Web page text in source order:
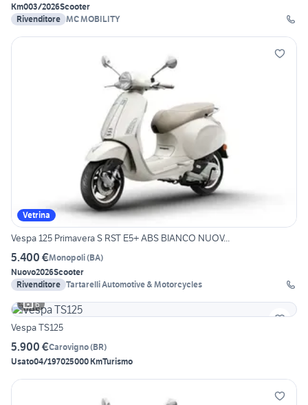
Km003/2026Scooter
Rivenditore MC MOBILITY
Vetrina
Vespa 125 Primavera S RST E5+ ABS BIANCO NUOV...
5.400 €Monopoli(BA)
Nuovo2026Scooter
Rivenditore Tartarelli Automotive & Motorcycles
6
Vespa TS125
5.900 €Carovigno(BR)
Usato04/197025000 KmTurismo